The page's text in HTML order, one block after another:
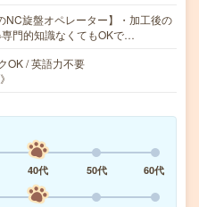
NC旋盤オペレーター】・加工後の
門的知識なくてもOKで…
OK / 英語力不要
40代 50代
60代